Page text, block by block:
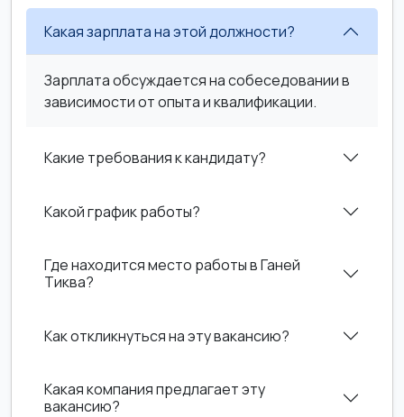
Какая зарплата на этой должности?
Зарплата обсуждается на собеседовании в
зависимости от опыта и квалификации.
Какие требования к кандидату?
Какой график работы?
Где находится место работы в Ганей
Тиква?
Как откликнуться на эту вакансию?
Какая компания предлагает эту
вакансию?